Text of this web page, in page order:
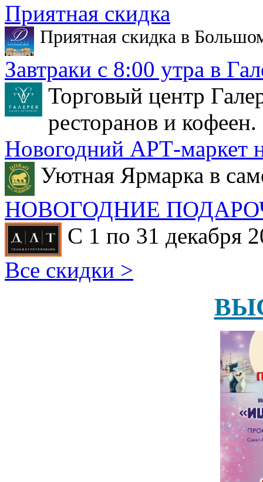
Приятная скидка
Приятная скидка в
Завтраки с 8:00 утра в
Торговый центр
ресторанов и кофеен.
Новогодний АРТ-маркет
Уютная Ярмарка в
НОВОГОДНИЕ
С 1 по 31 декабря
Все скидки >